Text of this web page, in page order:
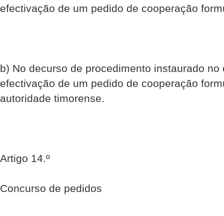
efectivação de um pedido de cooperação
b) No decurso de procedimento instaurado no
efectivação de um pedido de cooperação
autoridade timorense.
Artigo 14.º
Concurso de pedidos